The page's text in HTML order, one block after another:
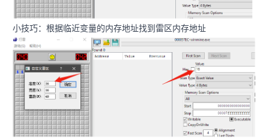
小技巧：根据临近变量的内存地址找到雷区内存地址